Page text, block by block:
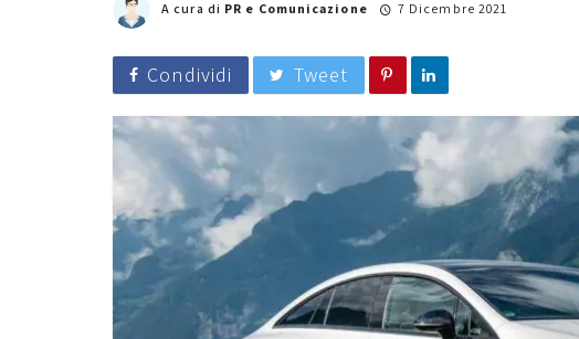
A cura di PR e Comunicazione 7 Dicembre 2021
Condividi Tweet